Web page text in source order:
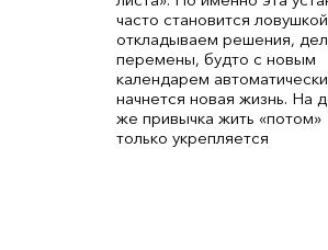
часто становится
откладываем решения,
перемены, будто с новым
календарем автоматически
начнется новая жизнь. На
же привычка жить «потом»
только укрепляется